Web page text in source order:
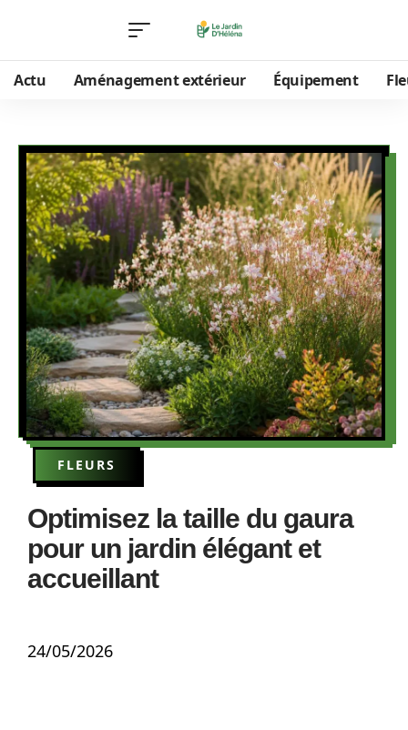
Actu Aménagement extérieur Équipement
FLEURS
Optimisez la taille du gaura
pour un jardin élégant et
accueillant
24/05/2026